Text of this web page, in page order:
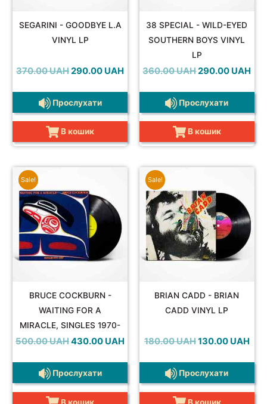
SEGARINI - GOODBYE L.A
VINYL LP
370.00UAH Оригінальна
290.00 UAH Поточна
Прослухати
В кошик
38 SPECIAL - WILD-EYED
SOUTHERN BOYS VINYL
LP
360.00UAHОригінальна
290.00 UAH
Прослухати
В кошик
Sale!
BRUCE COCKBURN -
WAITING FOR A
MIRACLE, SINGLES 1970-
1987 VINYL 2LP
500.00UAH Оригінальна
430.00 UAH Поточна
Прослухати
В кошик
Sale!
BRIAN CADD - BRIAN
CADD VINYL LP
180.00UAH Оригінальна
130.00 UAH
Прослухати
В кошик